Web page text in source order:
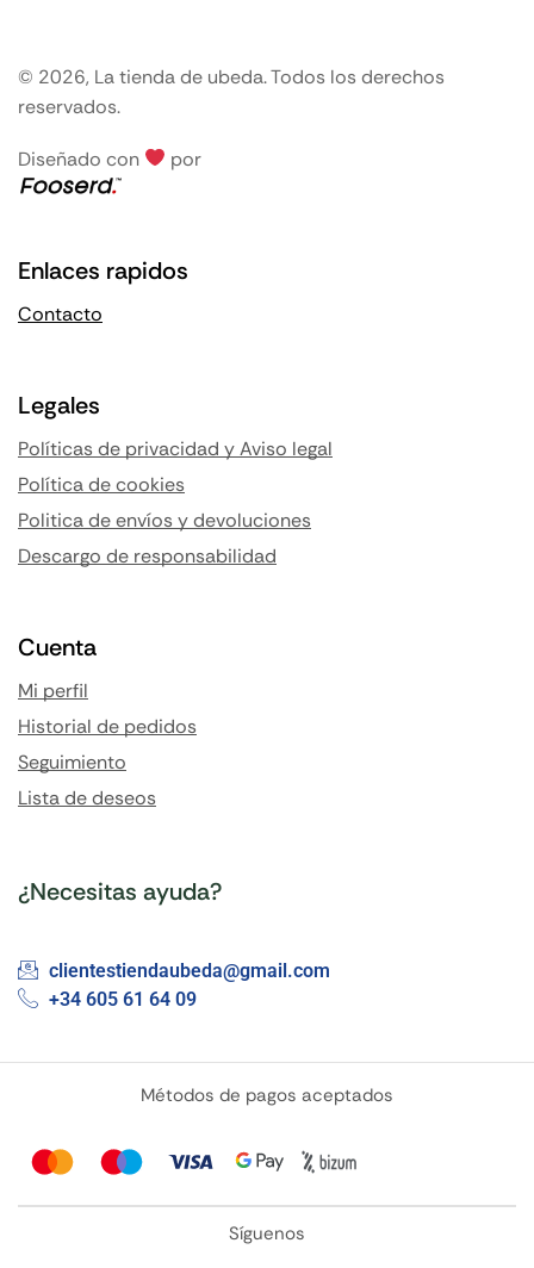
© 2026, La tienda de ubeda. Todos los derechos
reservados.
Diseñado con por
Enlaces rapidos
Contacto
Legales
Políticas de privacidad y Aviso legal
Política de cookies
Politica de envíos y devoluciones
Descargo de responsabilidad
Cuenta
Mi perfil
Historial de pedidos
Seguimiento
Lista de deseos
¿Necesitas ayuda?
clientestiendaubeda@gmail.com
+34 605 61 64 09
Métodos de pagos aceptados
Síguenos